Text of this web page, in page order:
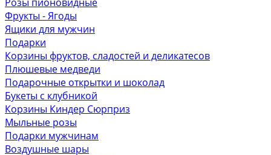
Фрукты - Ягоды
Ящики для мужчин
Подарки
Корзины фруктов, сладостей и деликатесов
Плюшевые медведи
Подарочные открытки и шоколад
Букеты с клубникой
Корзины Киндер Сюрприз
Мыльные розы
Подарки мужчинам
Воздушные шары